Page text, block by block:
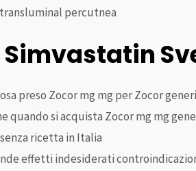
percutnea
preso Zocor mg mg per Zocor
quando si acquista Zocor mg mg
ricetta in Italia
effetti indesiderati